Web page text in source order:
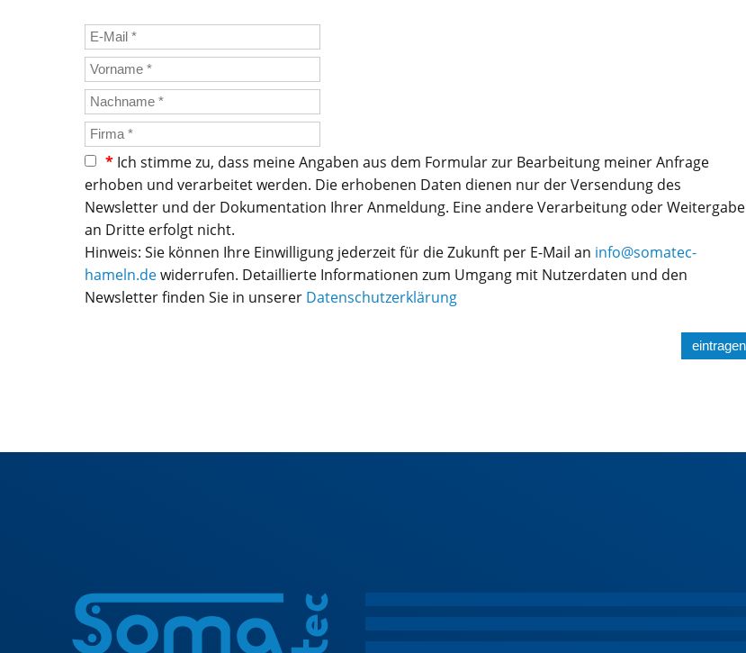
* Ich stimme zu, dass meine Angaben aus dem Formular zur Bearbeitung meiner Anfrage
erhoben und verarbeitet werden. Die erhobenen Daten dienen nur der Versendung des
Newsletter und der Dokumentation Ihrer Anmeldung. Eine andere Verarbeitung oder Weitergabe
an Dritte erfolgt nicht.
Hinweis: Sie können Ihre Einwilligung jederzeit für die Zukunft per E-Mail an info@somatec-
hameln.dewiderrufen. Detaillierte Informationen zum Umgang mit Nutzerdaten und den
Newsletter finden Sie in unserer Datenschutzerklärung